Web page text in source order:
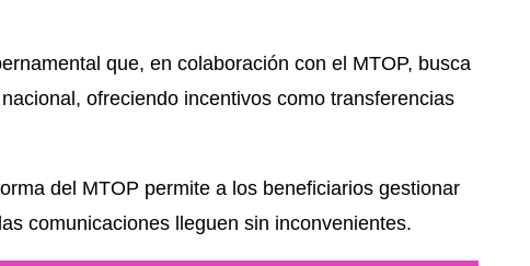
que, en colaboración con el MTOP, busca
ofreciendo incentivos como transferencias
del MTOP permite a los beneficiarios gestionar
comunicaciones lleguen sin inconvenientes.